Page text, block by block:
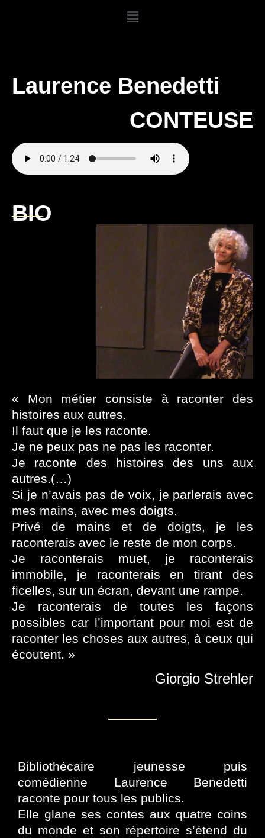
Laurence Benedetti
CONTEUSE
BIO
« Mon métier consiste à raconter des
histoires aux autres.
Il faut que je les raconte.
Je ne peux pas ne pas les raconter.
Je raconte des histoires des uns aux
autres.(…)
Si je n’avais pas de voix, je parlerais avec
mes mains, avec mes doigts.
Privé de mains et de doigts, je les
raconterais avec le reste de mon corps.
Je raconterais muet, je raconterais
immobile, je raconterais en tirant des
ficelles, sur un écran, devant une rampe.
Je raconterais de toutes les façons
possibles car l’important pour moi est de
raconter les choses aux autres, à ceux qui
écoutent. »
Giorgio Strehler
Bibliothécaire jeunesse puis
comédienne Laurence Benedetti
raconte pour tous les publics.
Elle glane ses contes aux quatre coins
du monde et son répertoire s’étend du